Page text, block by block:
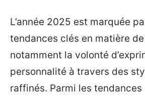
L’année 2025 est marquée
tendances clés en matière
notamment la volonté
personnalité à travers des
raffinés. Parmi les tendances